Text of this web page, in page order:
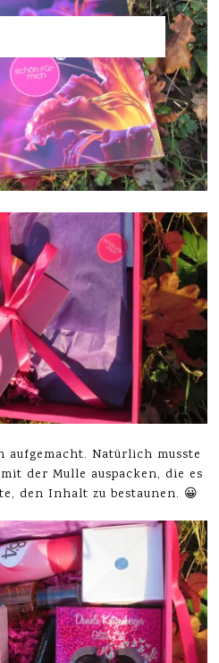
Natürlich musste
der Mulle auspacken, die es
den Inhalt zu bestaunen. 😀